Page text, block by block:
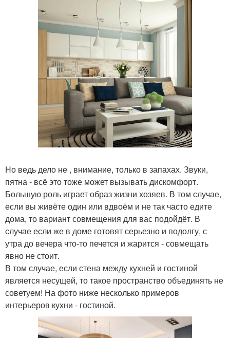
Но ведь дело не , внимание, только в запахах. Звуки,
пятна - всё это тоже может вызывать дискомфорт.
Большую роль играет образ жизни хозяев. В том случае,
если вы живёте один или вдвоём и не так часто едите
дома, то вариант совмещения для вас подойдёт. В
случае если же в доме готовят серьезно и подолгу, с
утра до вечера что-то печется и жарится - совмещать
явно не стоит.
В том случае, если стена между кухней и гостиной
является несущей, то такое пространство объединять не
советуем! На фото ниже несколько примеров
интерьеров кухни - гостиной.